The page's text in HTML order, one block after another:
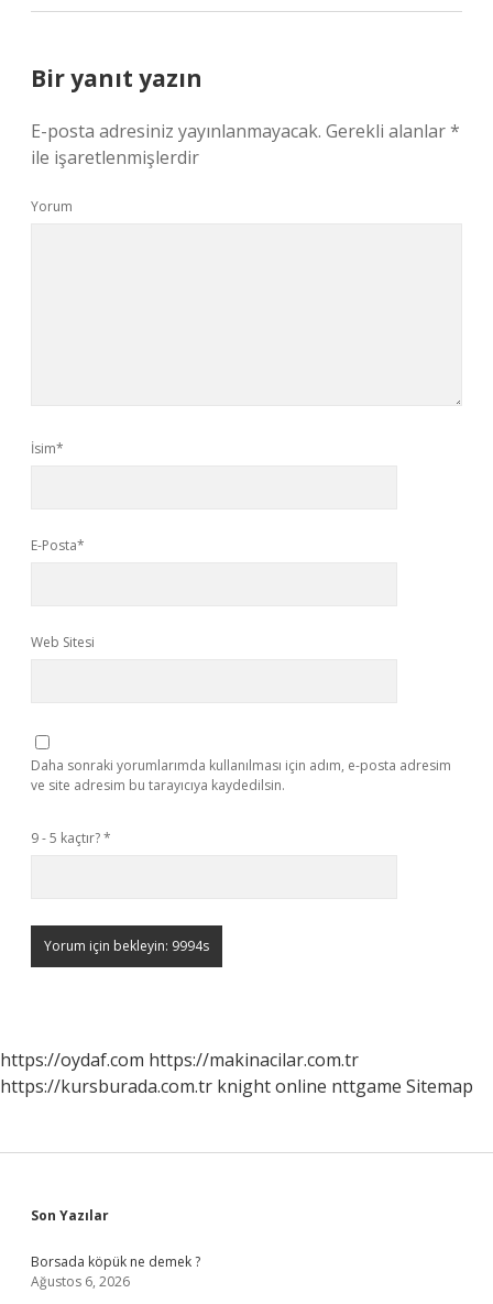
Bir yanıt yazın
E-posta adresiniz yayınlanmayacak. Gerekli alanlar*
ile işaretlenmişlerdir
Yorum
İsim*
E-Posta*
Web Sitesi
Daha sonraki yorumlarımda kullanılması için adım, e-posta adresim
ve site adresim bu tarayıcıya kaydedilsin.
9 - 5 kaçtır?*
https://oydaf.com https://makinacilar.com.tr
https://kursburada.com.tr knight online nttgame Sitemap
Sidebar
Son Yazılar
Borsada köpük ne demek ?
Ağustos 6, 2026